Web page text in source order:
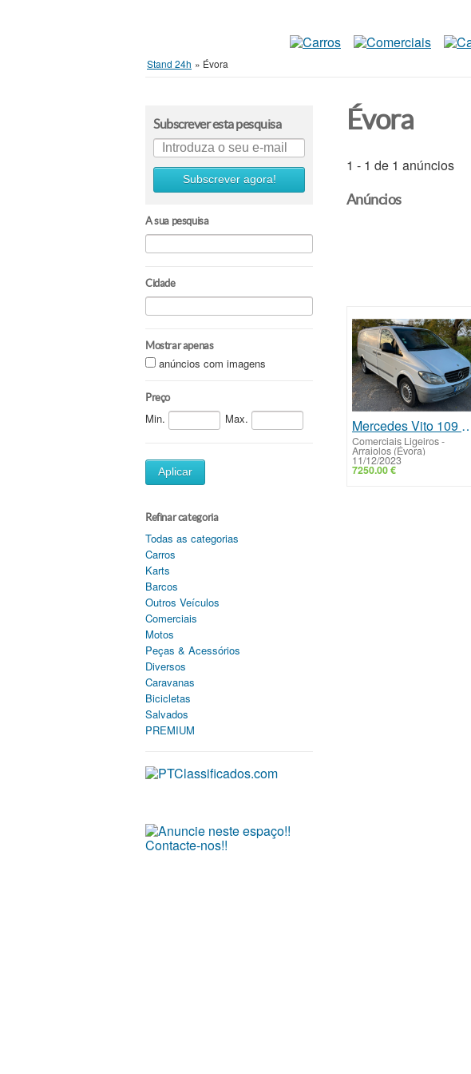
Stand 24h » Évora
Subscrever esta pesquisa
Subscrever agora!
A sua pesquisa
Cidade
Mostrar apenas
anúncios com imagens
Preço
Min. Max.
Aplicar
Refinar categoria
Todas as categorias
Carros
Karts
Barcos
Outros Veículos
Comerciais
Motos
Peças & Acessórios
Diversos
Caravanas
Bicicletas
Salvados
PREMIUM
Évora
1 - 1 de 1 anúncios
Anúncios
Mercedes
Comerciais Ligeiros-
Arraiolos (Évora)
11/12/2023
7250.00 €